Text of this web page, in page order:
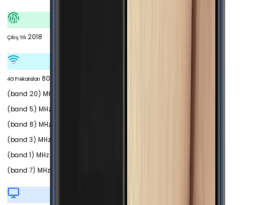
Çıkış Yılı 2018
4G Frekansları 800
(band 20) MHz 850
(band 5) MHz 900
(band 8) MHz 1800
(band 3) MHz 2100
(band 1) MHz 2600
(band 7) MHz